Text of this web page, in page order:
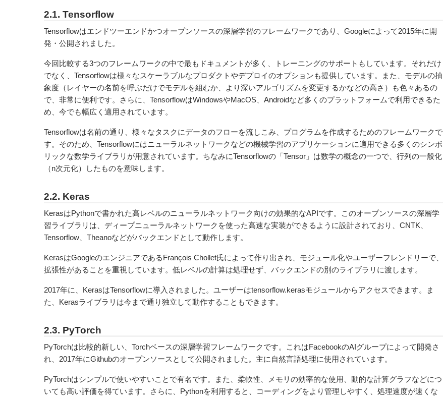
2.1. Tensorflow
Tensorflowはエンドツーエンドかつオープンソースの深層学習のフレームワークであり、Googleによって2015年に開
発・公開されました。
今回比較する3つのフレームワークの中で最もドキュメントが多く、トレーニングのサポートもしています。それだけ
でなく、Tensorflowは様々なスケーラブルなプロダクトやデプロイのオプションも提供しています。また、モデルの抽
象度（レイヤーの名前を呼ぶだけでモデルを組むか、より深いアルゴリズムを変更するかなどの高さ）も色々あるの
で、非常に便利です。さらに、TensorflowはWindowsやMacOS、 Androidなど多くのプラットフォームで利用できるた
め、今でも幅広く適用されています。
Tensorflowは名前の通り、様々なタスクにデータのフローを流しこみ、プログラムを作成するためのフレームワークで
す。そのため、Tensorflowにはニューラルネットワークなどの機械学習のアプリケーションに適用できる多くのシンボ
リックな数学ライブラリが用意されています。ちなみにTensorflowの「Tensor」は数学の概念の一つで、行列の一般化
（n次元化）したものを意味します。
2.2. Keras
KerasはPythonで書かれた高レベルのニューラルネットワーク向けの効果的なAPIです。このオープンソースの深層学
習ライブラリは、ディープニューラルネットワークを使った高速な実装ができるように設計されており、CNTK、
Tensorflow、Theanoなどがバックエンドとして動作します。
KerasはGoogleのエンジニアであるFrançois Chollet氏によって作り出され、モジュール化やユーザーフレンドリーで、
拡張性があることを重視 しています。低レベルの計算は処理せず、バックエンドの別のライブラリに渡します。
2017年に、KerasはTensorflowに導入されました。ユーザーはtensorflow.kerasモジュールからアクセスできます。ま
た、Kerasライブラリは今まで通り独立して動作することもできます。
2.3. PyTorch
PyTorchは比較的新しい、Torchベースの深層学習フレームワークです。これはFacebookのAIグループによって開発さ
れ、2017年にGithubのオープンソースとして公開されました。 主に自然言語処理に使用されています。
PyTorchはシンプルで使いやすいことで有名です。また、柔軟性、メモリの効率的な使用、動的な計算グラフなどにつ
いても高い評価を得ています。 さらに、Pythonを利用すると、コーディングをより管理しやすく、 処理速度が速くな